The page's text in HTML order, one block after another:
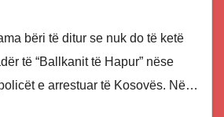
bëri të ditur se nuk do të ketë
të “Ballkanit të Hapur” nëse
e arrestuar të Kosovës. Në…